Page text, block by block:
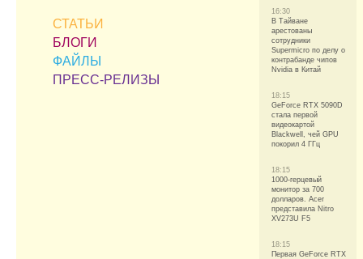
СТАТЬИ
БЛОГИ
ФАЙЛЫ
ПРЕСС-РЕЛИЗЫ
16:30
В Тайване
арестованы
сотрудники
Supermicro по делу о
контрабанде чипов
Nvidia в Китай
18:15
GeForce RTX 5090D
стала первой
видеокартой
Blackwell, чей GPU
покорил 4 ГГц
18:15
1000-герцевый
монитор за 700
долларов. Acer
представила Nitro
XV273U F5
18:15
Первая GeForce RTX